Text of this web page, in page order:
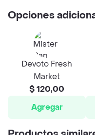
Opciones
Devoto Fresh
Market
$ 120,00
Agregar